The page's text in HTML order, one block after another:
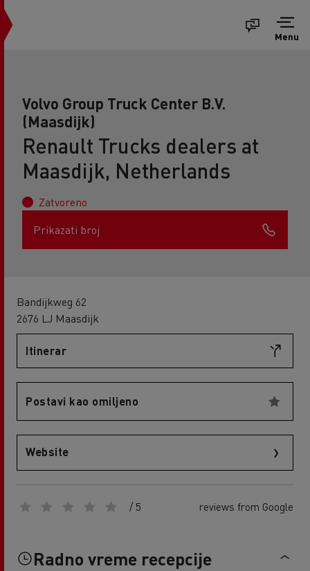
Menu
Volvo Group Truck Center B.V.
(Maasdijk)
Renault Trucks dealers at
Maasdijk, Netherlands
Zatvoreno
Prikazati broj
Bandijkweg 62
2676 LJ Maasdijk
Itinerar
Postavi kao omiljeno
Website
/ 5 reviews from Google
Radno vreme recepcije